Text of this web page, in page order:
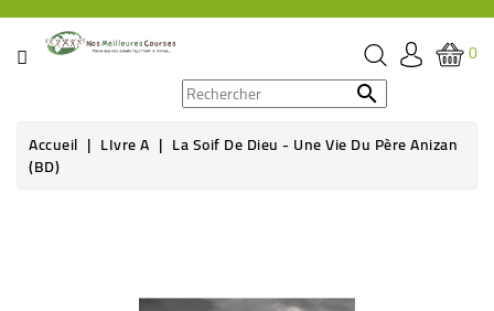
CATÉGORIE
ÉPICERIE
0

Accueil LIvre A La Soif De Dieu - Une Vie Du Père Anizan
(BD)